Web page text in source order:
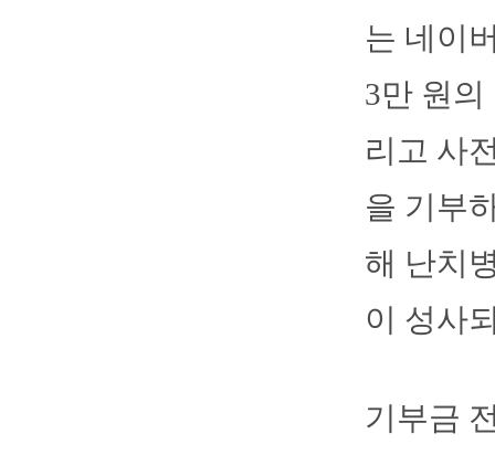
는 네이
3만 원의
리고 사
을 기부
해 난치
이 성사
기부금